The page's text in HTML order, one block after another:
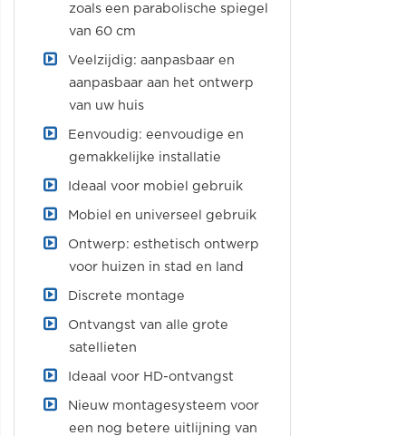
zoals een parabolische spiegel
van 60 cm
Veelzijdig: aanpasbaar en
aanpasbaar aan het ontwerp
van uw huis
Eenvoudig: eenvoudige en
gemakkelijke installatie
Ideaal voor mobiel gebruik
Mobiel en universeel gebruik
Ontwerp: esthetisch ontwerp
voor huizen in stad en land
Discrete montage
Ontvangst van alle grote
satellieten
Ideaal voor HD-ontvangst
Nieuw montagesysteem voor
een nog betere uitlijning van